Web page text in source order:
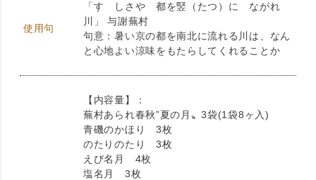
使用句
「すゞしさや 都を竪（たつ）に ながれ
川」 与謝蕪村
句意：暑い京の都を南北に流れる川は、なん
と心地よい涼味をもたらしてくれることか
【内容量】：
蕪村あられ春秋”夏の月〟3袋(1袋8ヶ入)
青磯のかほり 3枚
のたりのたり 3枚
えび名月 4枚
塩名月 3枚